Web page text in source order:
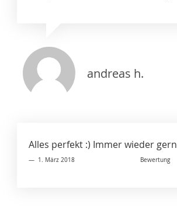
andreas h.
Alles perfekt :) Immer wieder gern
1. März 2018
Bewertung